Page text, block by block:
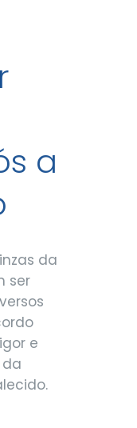
a
da
ser
e